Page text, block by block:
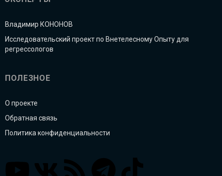
Владимир КОНОНОВ
Исследовательский проект по Внетелесному Опыту для
регрессологов
ПОЛЕЗНОЕ
О проекте
Обратная связь
Политика конфиденциальности